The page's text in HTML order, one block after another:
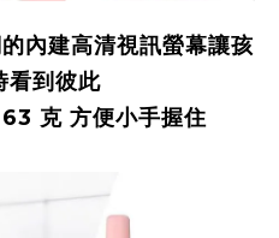
內建高清視訊螢幕讓孩
看到彼此
克 方便小手握住